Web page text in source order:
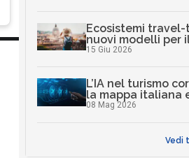
Ecosistemi
nuovi modelli per
15 Giu 2026
L’IA nel turismo
la mappa italiana
08 Mag 2026
Vedi